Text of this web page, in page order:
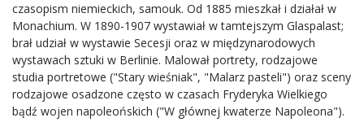
czasopism niemieckich, samouk. Od 1885 mieszkał i działał w
Monachium. W 1890-1907 wystawiał w tamtejszym Glaspalast;
brał udział w wystawie Secesji oraz w międzynarodowych
wystawach sztuki w Berlinie. Malował portrety, rodzajowe
studia portretowe ("Stary wieśniak", "Malarz pasteli") oraz sceny
rodzajowe osadzone często w czasach Fryderyka Wielkiego
bądź wojen napoleońskich ("W głównej kwaterze Napoleona").